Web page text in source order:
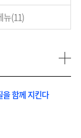
뉴(11)
함께 지킨다